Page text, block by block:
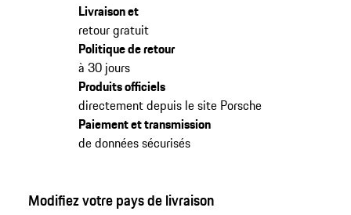
Livraison et
retour gratuit
Politique de retour
à 30 jours
Produits officiels
directement depuis le site Porsche
Paiement et transmission
de données sécurisés
Modifiez votre pays de livraison